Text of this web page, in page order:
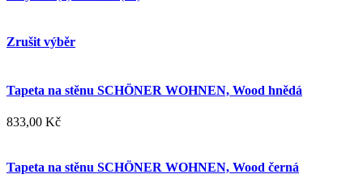
Zrušit výběr
Tapeta na stěnu SCHÖNER WOHNEN, Wood hnědá
833,00 Kč
Tapeta na stěnu SCHÖNER WOHNEN, Wood černá